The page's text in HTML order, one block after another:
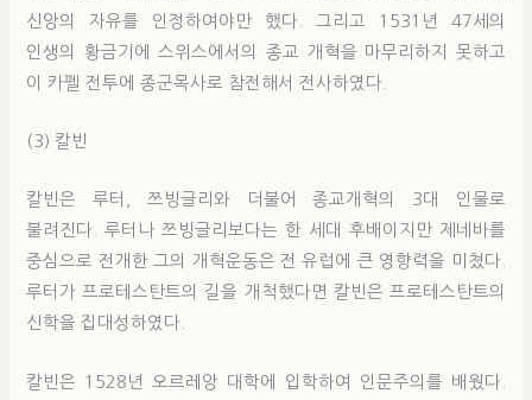
신앙의 자유를 인정하여야만 했다. 그리고 1531년 47세의
인생의 황금기에 스위스에서의 종교 개혁을 마무리하지 못하고
이 카펠 전투에 종군목사로 참전해서 전사하였다.
(3) 칼빈
칼빈은 루터, 쯔빙글리와 더불어 종교개혁의 3대 인물로
불려진다. 루터나 쯔빙글리보다는 한 세대 후배이지만 제네바를
중심으로 전개한 그의 개혁운동은 전 유럽에 큰 영향력을 미쳤다.
루터가 프로테스탄트의 길을 개척했다면 칼빈은 프로테스탄트의
신학을 집대성하였다.
칼빈은 1528년 오르레앙 대학에 입학하여 인문주의를 배웠다.